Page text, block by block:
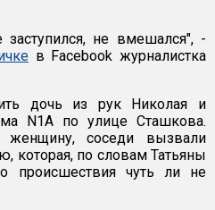
не вмешался", -
в Facebook журналистка
дочь из рук Николая и
N1А по улице Сташкова.
женщину, соседи вызвали
которая, по словам Татьяны
происшествия чуть ли не